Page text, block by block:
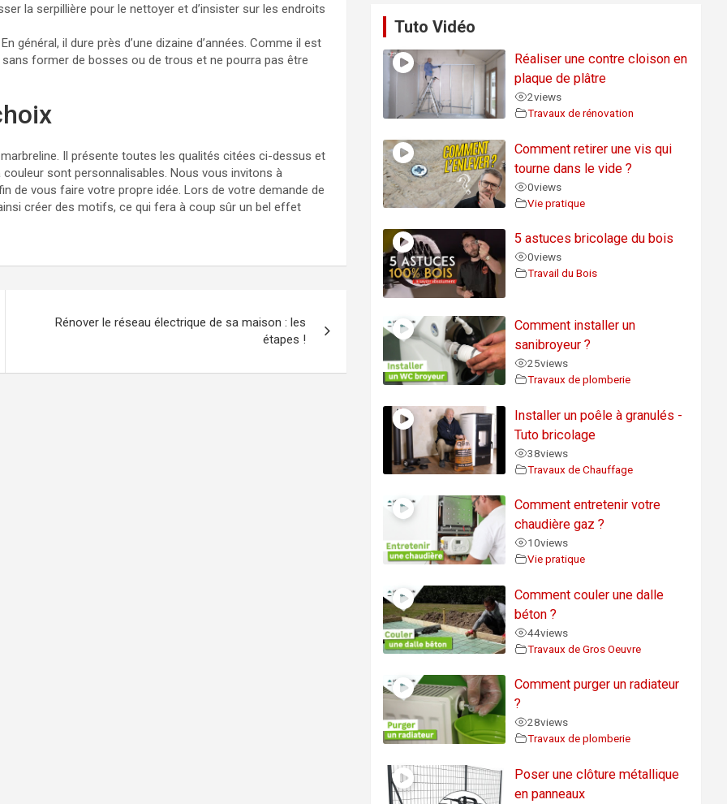
la serpillière pour le nettoyer et d’insister sur les endroits
général, il dure près d’une dizaine d’années. Comme il est
former de bosses ou de trous et ne pourra pas être
Il présente toutes les qualités citées ci-dessus et
sont personnalisables. Nous vous invitons à
de vous faire votre propre idée. Lors de votre demande de
créer des motifs, ce qui fera à coup sûr un bel effet
Rénover le réseau électrique de sa maison : les
étapes !
Tuto Vidéo
Réaliser une contre cloison en
plaque de plâtre
2views
Travaux de rénovation
Comment retirer une vis qui
tourne dans le vide ?
0views
Vie pratique
5 astuces bricolage du bois
0views
Travail du Bois
Comment installer un
sanibroyeur ?
25views
Travaux de plomberie
Installer un poêle à granulés -
Tuto bricolage
38views
Travaux de Chauffage
Comment entretenir votre
chaudière gaz ?
10views
Vie pratique
Comment couler une dalle
béton ?
44views
Travaux de Gros Oeuvre
Comment purger un radiateur
?
28views
Travaux de plomberie
Poser une clôture métallique
en panneaux